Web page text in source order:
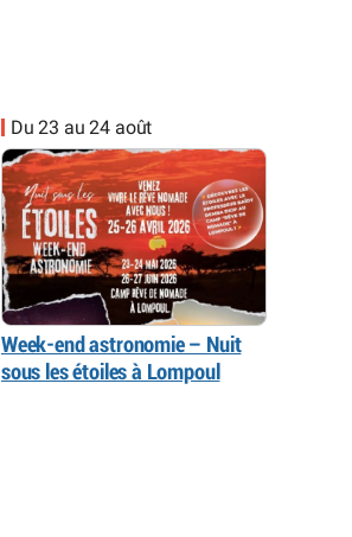
Du 23 au 24 août
Week-end astronomie – Nuit
sous les étoiles à Lompoul